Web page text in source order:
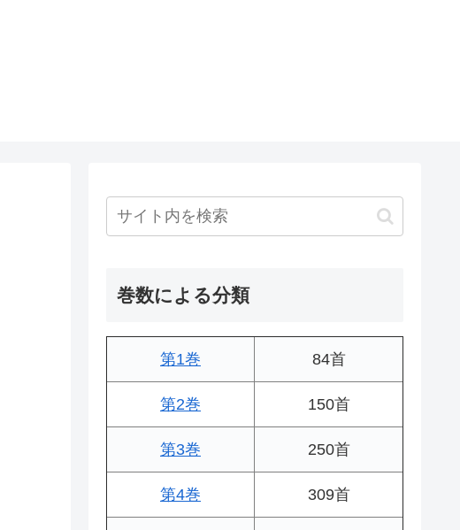
巻数による分類
第1巻 84首
第2巻 150首
第3巻 250首
第4巻 309首